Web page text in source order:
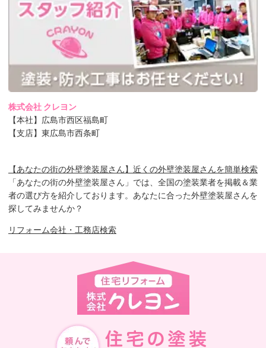
株式会社 クレヨン
【本社】広島市西区福島町
【支店】東広島市西条町
【あなたの街の外壁塗装屋さん】近くの外壁塗装屋さんを簡単検索
「あなたの街の外壁塗装屋さん」では、全国の塗装業者を掲載＆業
者の選び方を紹介しております。あなたに合った外壁塗装屋さんを
探してみませんか？
リフォーム会社・工務店検索